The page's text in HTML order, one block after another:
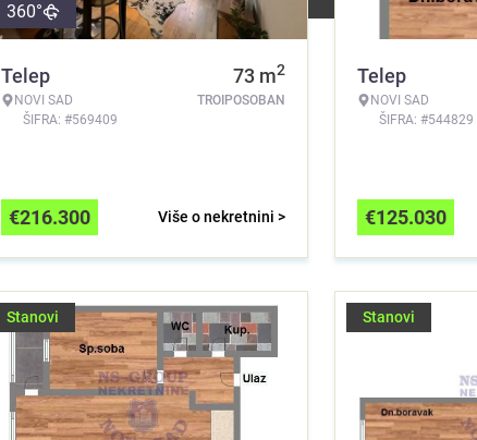
360°
Telep
NOVI SAD
ŠIFRA: #569409
73 m2
TROIPOSOBAN
Više o nekretnini >
€216.300
Telep
NOVI SAD
ŠIFRA: #544829
€125.030
Stanovi Stanovi